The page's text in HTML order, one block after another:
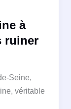
à
ruiner
Seine,
véritable